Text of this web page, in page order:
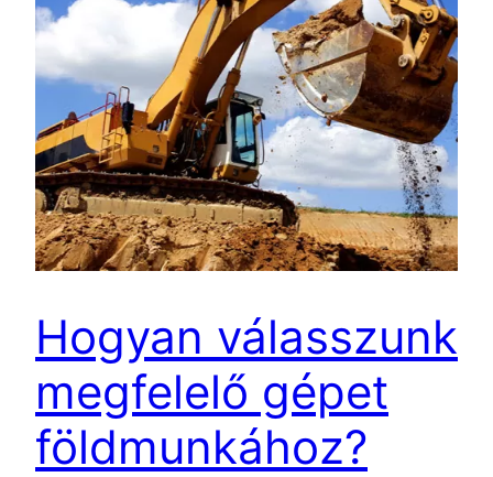
Hogyan válasszunk
megfelelő gépet
földmunkához?